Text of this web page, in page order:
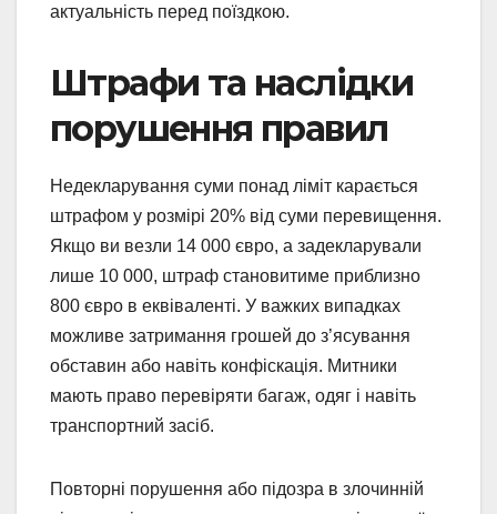
актуальність перед поїздкою.
Штрафи та наслідки
порушення правил
Недекларування суми понад ліміт карається
штрафом у розмірі 20% від суми перевищення.
Якщо ви везли 14 000 євро, а задекларували
лише 10 000, штраф становитиме приблизно
800 євро в еквіваленті. У важких випадках
можливе затримання грошей до з’ясування
обставин або навіть конфіскація. Митники
мають право перевіряти багаж, одяг і навіть
транспортний засіб.
Повторні порушення або підозра в злочинній